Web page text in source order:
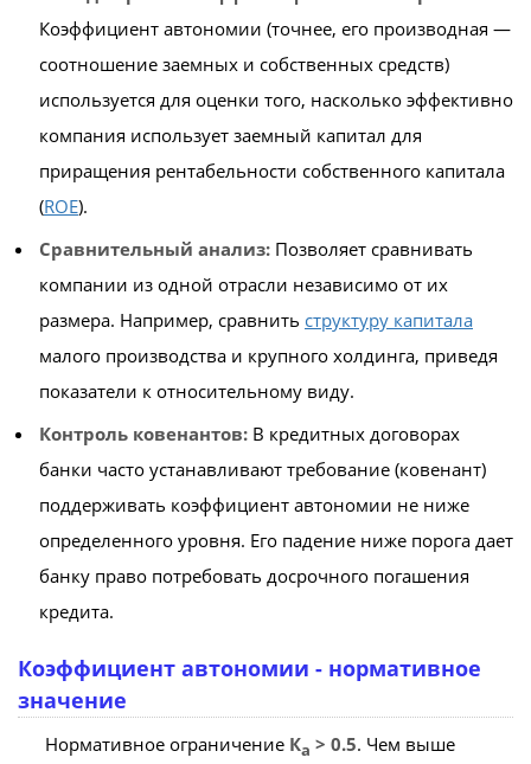
Коэффициент автономии (точнее, его производная —
соотношение заемных и собственных средств)
используется для оценки того, насколько эффективно
компания использует заемный капитал для
приращения рентабельности собственного капитала
(ROE).
Сравнительный анализ: Позволяет сравнивать
компании из одной отрасли независимо от их
размера. Например, сравнить структуру капитала
малого производства и крупного холдинга, приведя
показатели к относительному виду.
Контроль ковенантов: В кредитных договорах
банки часто устанавливают требование (ковенант)
поддерживать коэффициент автономии не ниже
определенного уровня. Его падение ниже порога дает
банку право потребовать досрочного погашения
кредита.
Коэффициент автономии - нормативное
значение
Нормативное ограничение Ка > 0.5. Чем выше